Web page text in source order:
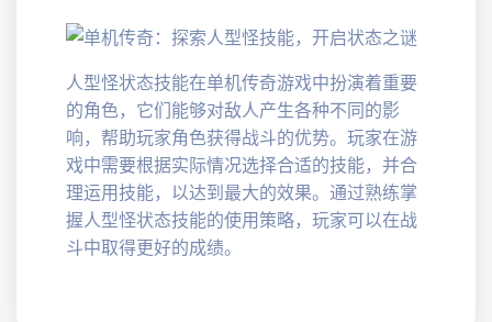
人型怪状态技能在单机传奇游戏中扮演着重要
的角色，它们能够对敌人产生各种不同的影
响，帮助玩家角色获得战斗的优势。玩家在游
戏中需要根据实际情况选择合适的技能，并合
理运用技能，以达到最大的效果。通过熟练掌
握人型怪状态技能的使用策略，玩家可以在战
斗中取得更好的成绩。